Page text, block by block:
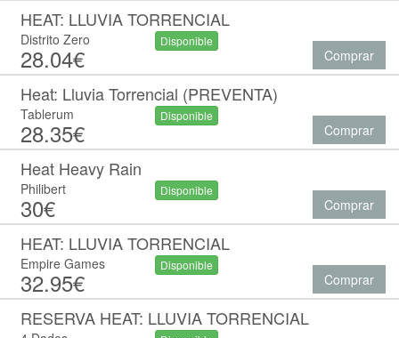
HEAT: LLUVIA TORRENCIAL
Distrito Zero
28.04€
Disponible
Comprar
Heat: Lluvia Torrencial (PREVENTA)
Tablerum
28.35€
Disponible
Comprar
Heat Heavy Rain
Philibert
30€
Disponible
Comprar
HEAT: LLUVIA TORRENCIAL
Empire Games
32.95€
Disponible
Comprar
RESERVA HEAT: LLUVIA TORRENCIAL